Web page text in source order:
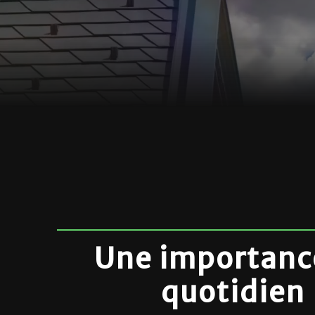
Une
quotidien